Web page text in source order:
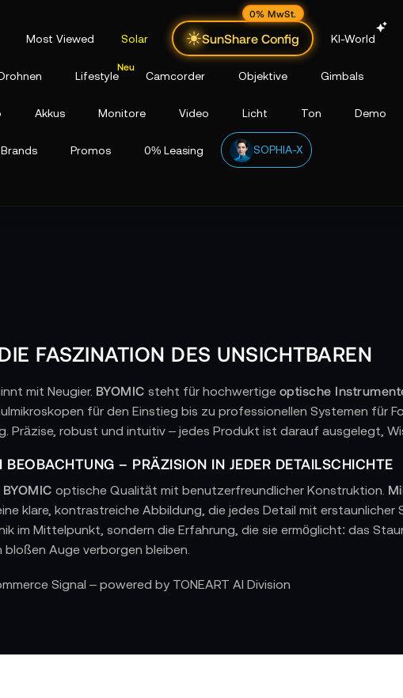
Most Viewed Solar SunShare Config
0% MwSt.
KI-World
Lifestyle Camcorder Objektive Gimbals
Akkus Monitore Video Licht Ton Demo
Brands Promos 0% Leasing SOPHIA-X
FASZINATION DES UNSICHTBAREN
mit Neugier. BYOMIC steht für hochwertige optische
für den Einstieg bis zu professionellen Systemen für
Präzise, robust und intuitiv – jedes Produkt ist darauf ausgelegt,
BEOBACHTUNG – PRÄZISION IN JEDER DETAILSCHICHTE
BYOMIC optische Qualität mit benutzerfreundlicher Konstruktion.
klare, kontrastreiche Abbildung, die jedes Detail mit
im Mittelpunkt, sondern die Erfahrung, die sie ermöglicht: das
bloßen Auge verborgen bleiben.
– ROBUSTHEIT FÜR DEN ALLTAG UND DIE
Signal – powered by TONEART AI Division